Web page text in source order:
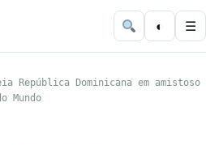
◐ ☰
República Dominicana em amistoso
Mundo